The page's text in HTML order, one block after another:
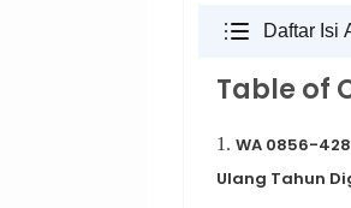
Daftar Isi
Table of
1. WA 0856-
Ulang Tahun